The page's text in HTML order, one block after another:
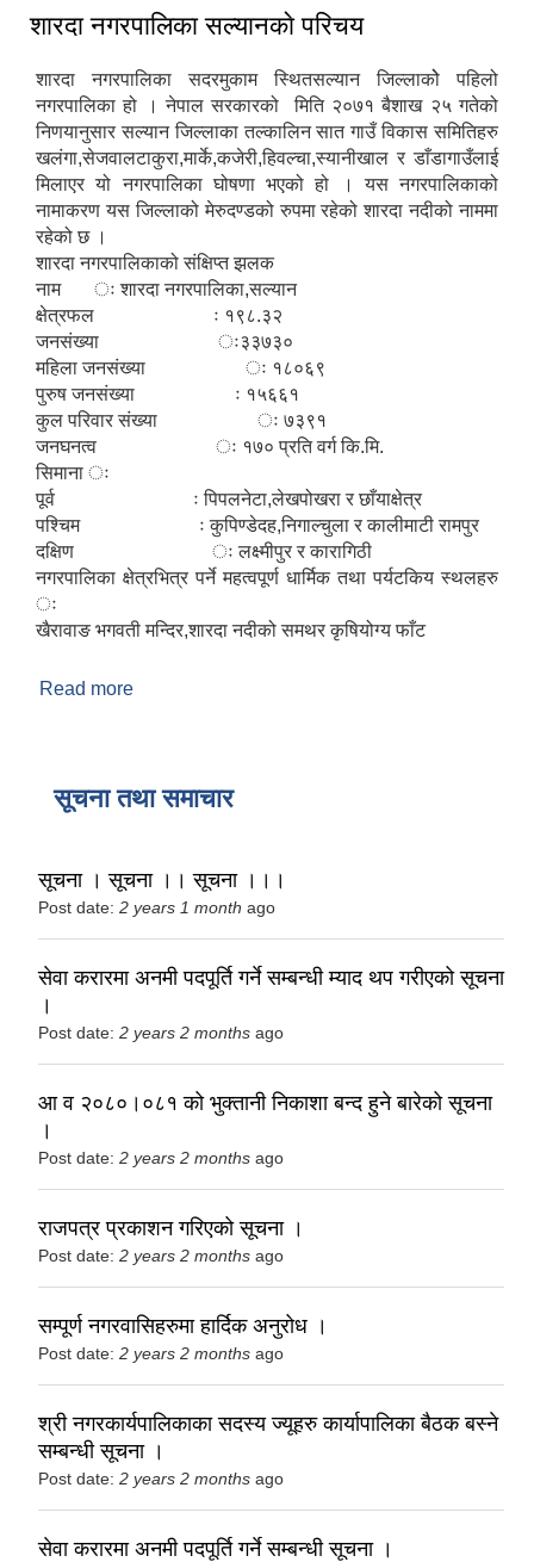
शारदा नगरपालिका सल्यानकाे परिचय
शारदा नगरपालिका सदरमुकाम स्थितसल्यान जिल्लाकोे पहिलो
नगरपालिका हो । नेपाल सरकारको मिति २०७१ बैशाख २५ गतेको
निणयानुसार सल्यान जिल्लाका तल्कालिन सात गाउँ विकास समितिहरु
खलंगा,सेजवालटाकुरा,मार्के,कजेरी,हिवल्चा,स्यानीखाल र डाँडागाउँलाई
मिलाएर यो नगरपालिका घोषणा भएको हो । यस नगरपालिकाको
नामाकरण यस जिल्लाको मेरुदण्डको रुपमा रहेको शारदा नदीको नाममा
रहेको छ ।
शारदा नगरपालिकाको संक्षिप्त झलक
नाम ः शारदा नगरपालिका,सल्यान
क्षेत्रफल ः १९८.३२
जनसंख्या ः३३७३०
महिला जनसंख्या ः १८०६९
पुरुष जनसंख्या ः १५६६१
कुल परिवार संख्या ः ७३९१
जनघनत्व ः १७० प्रति वर्ग कि.मि.
सिमाना ः
पूर्व ः पिपलनेटा,लेखपोखरा र छाँयाक्षेत्र
पश्चिम ः कुपिण्डेदह,निगाल्चुला र कालीमाटी रामपुर
दक्षिण ः लक्ष्मीपुर र कारागिठी
नगरपालिका क्षेत्रभित्र पर्ने महत्वपूर्ण धार्मिक तथा पर्यटकिय स्थलहरु
ः
खैरावाङ भगवती मन्दिर,शारदा नदीको समथर कृषियोग्य फाँट
Read more
सूचना तथा समाचार
सूचना । सूचना ।। सूचना ।।।
Post date: 2 years 1 month ago
सेवा करारमा अनमी पदपूर्ति गर्ने सम्बन्धी म्याद थप गरीएको सूचना
।
Post date: 2 years 2 months ago
आ व २०८०।०८१ को भुक्तानी निकाशा बन्द हुने बारेको सूचना
।
Post date: 2 years 2 months ago
राजपत्र प्रकाशन गरिएको सूचना ।
Post date: 2 years 2 months ago
सम्पूर्ण नगरवासिहरुमा हार्दिक अनुरोध ।
Post date: 2 years 2 months ago
श्री नगरकार्यपालिकाका सदस्य ज्यूहरु कार्यापालिका बैठक बस्ने
सम्बन्धी सूचना ।
Post date: 2 years 2 months ago
सेवा करारमा अनमी पदपूर्ति गर्ने सम्बन्धी सूचना ।